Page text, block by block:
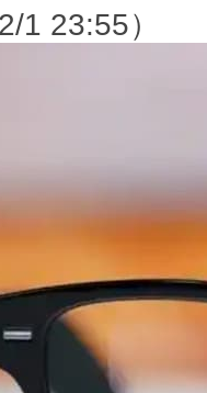
1 23:55）